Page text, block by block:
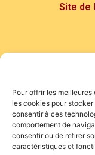
Pour offrir les
les cookies pour
consentir à ces
comportement de
consentir ou de retirer
caractéristiques et
Site de